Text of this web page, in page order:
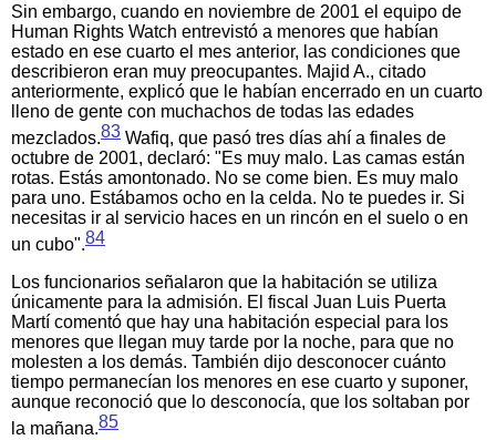
Sin embargo, cuando en noviembre de 2001 el equipo de
Human Rights Watch entrevistó a menores que habían
estado en ese cuarto el mes anterior, las condiciones que
describieron eran muy preocupantes. Majid A., citado
anteriormente, explicó que le habían encerrado en un cuarto
lleno de gente con muchachos de todas las edades
mezclados.83 Wafiq, que pasó tres días ahí a finales de
octubre de 2001, declaró: "Es muy malo. Las camas están
rotas. Estás amontonado. No se come bien. Es muy malo
para uno. Estábamos ocho en la celda. No te puedes ir. Si
necesitas ir al servicio haces en un rincón en el suelo o en
un cubo".84
Los funcionarios señalaron que la habitación se utiliza
únicamente para la admisión. El fiscal Juan Luis Puerta
Martí comentó que hay una habitación especial para los
menores que llegan muy tarde por la noche, para que no
molesten a los demás. También dijo desconocer cuánto
tiempo permanecían los menores en ese cuarto y suponer,
aunque reconoció que lo desconocía, que los soltaban por
la mañana.85